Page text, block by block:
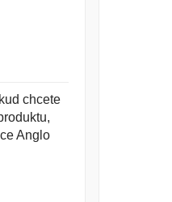
chcete
Anglo